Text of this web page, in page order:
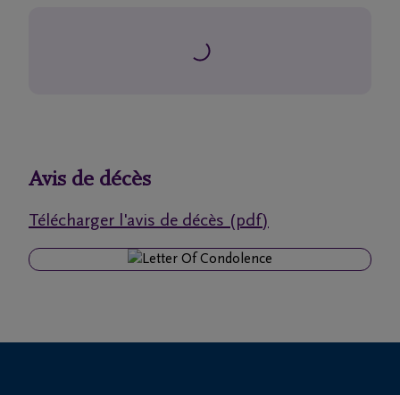
de
funéraires
Avis de décès
Télécharger l'avis de décès (pdf)